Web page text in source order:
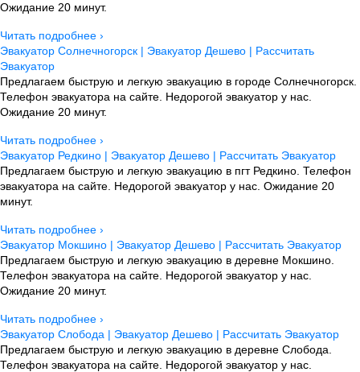
Ожидание 20 минут.
Читать подробнее ›
Эвакуатор Солнечногорск | Эвакуатор Дешево | Рассчитать
Эвакуатор
Предлагаем быструю и легкую эвакуацию в городе Солнечногорск.
Телефон эвакуатора на сайте. Недорогой эвакуатор у нас.
Ожидание 20 минут.
Читать подробнее ›
Эвакуатор Редкино | Эвакуатор Дешево | Рассчитать Эвакуатор
Предлагаем быструю и легкую эвакуацию в пгт Редкино. Телефон
эвакуатора на сайте. Недорогой эвакуатор у нас. Ожидание 20
минут.
Читать подробнее ›
Эвакуатор Мокшино | Эвакуатор Дешево | Рассчитать Эвакуатор
Предлагаем быструю и легкую эвакуацию в деревне Мокшино.
Телефон эвакуатора на сайте. Недорогой эвакуатор у нас.
Ожидание 20 минут.
Читать подробнее ›
Эвакуатор Слобода | Эвакуатор Дешево | Рассчитать Эвакуатор
Предлагаем быструю и легкую эвакуацию в деревне Слобода.
Телефон эвакуатора на сайте. Недорогой эвакуатор у нас.